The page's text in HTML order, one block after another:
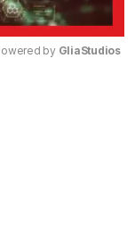
by GliaStudios